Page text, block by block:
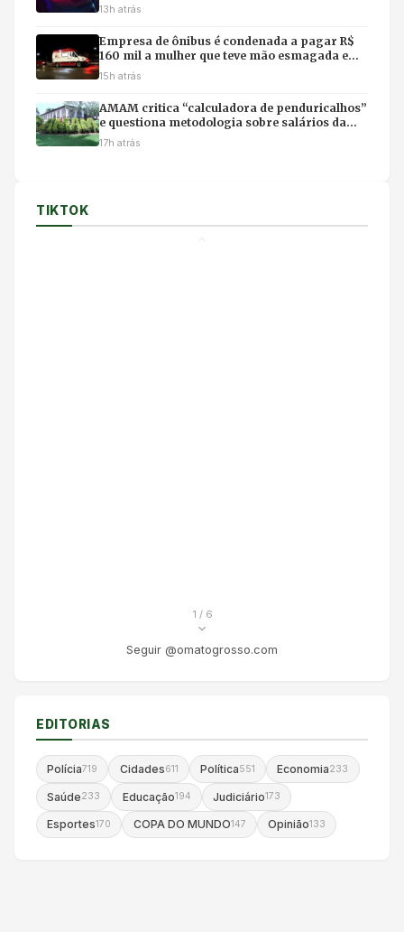
13h atrás
Empresa de ônibus é condenada a pagar R$
160 mil a mulher que teve mão esmagada em
acidente
15h atrás
AMAM critica “calculadora de penduricalhos”
e questiona metodologia sobre salários da
magistratura
17h atrás
TIKTOK
1 / 6
Seguir @omatogrosso.com
EDITORIAS
Polícia719 Cidades611 Política551 Economia233
Saúde233 Educação194 Judiciário173
Esportes170 COPA DO MUNDO147 Opinião133